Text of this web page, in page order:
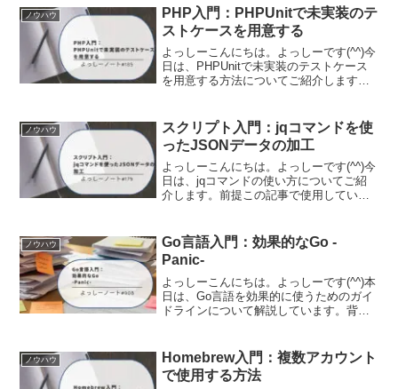
す。メモリ管理を自動で行ってくれる便
利な仕組みで...
ノウハウ
PHP入門：PHPUnitで未実装のテ
ストケースを用意する
よっしーこんにちは。よっしーです(^^)今
日は、PHPUnitで未実装のテストケース
を用意する方法についてご紹介します。
スの作成に取り組む場合は、次のような
空のテストメ...
ノウハウ
スクリプト入門：jqコマンドを使
ったJSONデータの加工
よっしーこんにちは。よっしーです(^^)今
日は、jqコマンドの使い方についてご紹
介します。前提この記事で使用している
のコマンドでインストール...
ノウハウ
Go言語入門：効果的なGo -
Panic-
よっしーこんにちは。よっしーです(^^)本
日は、Go言語を効果的に使うためのガイ
ドラインについて解説しています。背景
ント「Effective Go」を知りました。こ...
ノウハウ
Homebrew入門：複数アカウント
で使用する方法